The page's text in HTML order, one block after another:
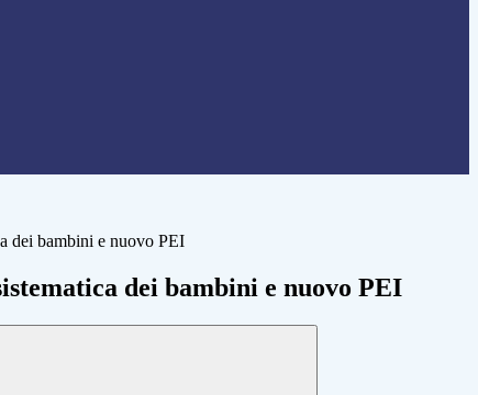
dei bambini e nuovo PEI
dei bambini e nuovo PEI